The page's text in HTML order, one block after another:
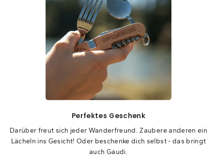
Perfektes Geschenk
Darüber freut sich jeder Wanderfreund. Zaubere anderen ein
Lächeln ins Gesicht! Oder beschenke dich selbst - das bringt
auch Gaudi.